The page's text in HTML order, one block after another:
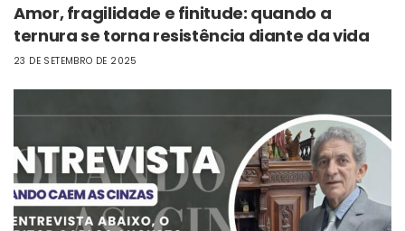
Amor, fragilidade e finitude: quando a
ternura se torna resistência diante da vida
23 DE SETEMBRO DE 2025